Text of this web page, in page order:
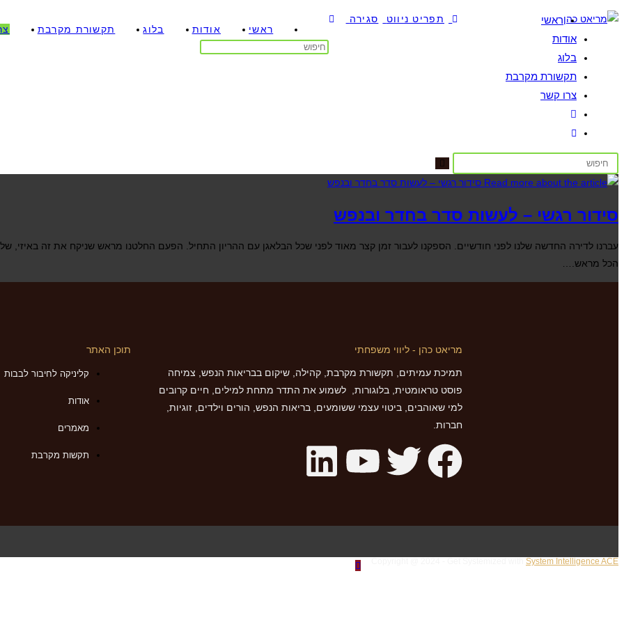
ראשי אודות בלוג תקשורת מקרבת
תפריט ניווט סגירה
ראשי
אודות
בלוג
תקשורת מקרבת
צרו קשר
סידור רגשי – לעשות סדר בחדר ובנפש
עברנו לדירה החדשה שלנו לפני חודשיים. הספקנו לעבור זמן קצר מאוד לפני שכל הבלאגן עם ההריון התחיל. הפעם החלטנו מראש שניקח את זה באיזי,
הכל מראש.…
מריאט כהן - ליווי משפחתי
תמיכת עמיתים, תקשורת מקרבת, קהילה, שיקום בבריאות הנפש, צמיחה
פוסט טראומטית, בלוגורות, לשמוע את התדר מתחת למילים, חיים קרובים
למי שאוהבים, ביטוי עצמי ששומעים, בריאות הנפש, הורים וילדים, זוגיות,
חברות.
תוכן האתר
קליניקה לחיבור לבבות
אודות
מאמרים
תקשות מקרבת
System Intelligence ACE